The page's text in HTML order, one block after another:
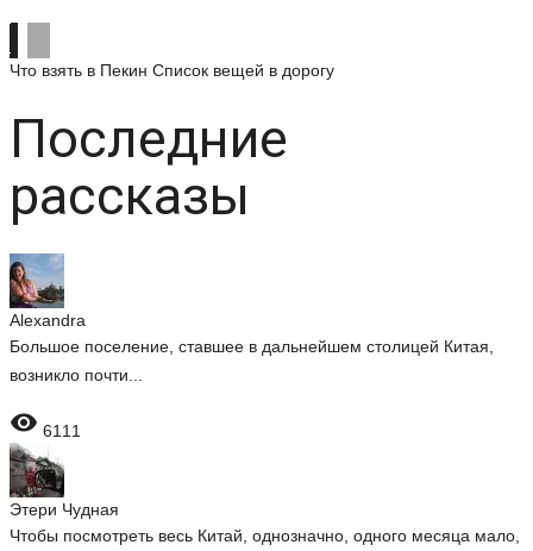
Что взять в Пекин Список вещей в дорогу
Последние
рассказы
Alexandra
Большое поселение, ставшее в дальнейшем столицей Китая,
возникло почти...
 6111
Этери Чудная
Чтобы посмотреть весь Китай, однозначно, одного месяца мало,